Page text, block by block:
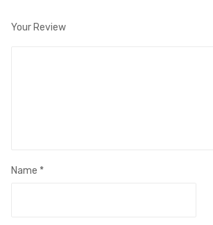
Your Review
Name *